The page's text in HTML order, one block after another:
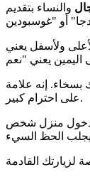
والنساء بتقديم
ولأسفل يعني
إنه علامة
على احترام كبير.
دخول منزل شخص